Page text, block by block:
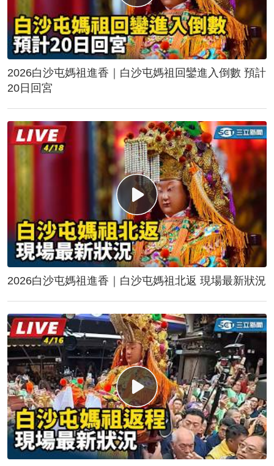
2026白沙屯媽祖進香｜白沙屯媽祖回鑾進入倒數 預計
20日回宮
2026白沙屯媽祖進香｜白沙屯媽祖北返 現場最新狀況